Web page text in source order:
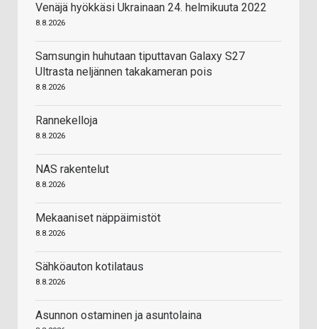
Venäjä hyökkäsi Ukrainaan 24. helmikuuta 2022
8.8.2026
Samsungin huhutaan tiputtavan Galaxy S27
Ultrasta neljännen takakameran pois
8.8.2026
Rannekelloja
8.8.2026
NAS rakentelut
8.8.2026
Mekaaniset näppäimistöt
8.8.2026
Sähköauton kotilataus
8.8.2026
Asunnon ostaminen ja asuntolaina